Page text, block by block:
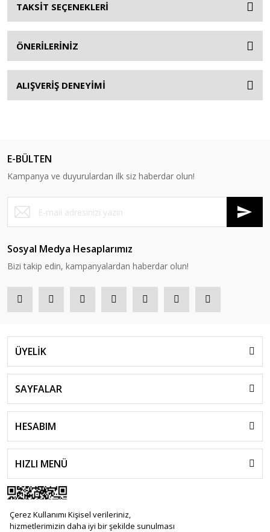
Çerez Kullanımı Kişisel verileriniz,
hizmetlerimizin daha iyi bir şekilde sunulması
TAKSİT SEÇENEKLERİ
ÖNERİLERİNİZ
ALIŞVERİŞ DENEYİMİ
E-BÜLTEN
Kampanya ve duyurulardan ilk siz haberdar olun!
Sosyal Medya Hesaplarımız
Bizi takip edin, kampanyalardan haberdar olun!
ÜYELİK
SAYFALAR
HESABIM
HIZLI MENÜ